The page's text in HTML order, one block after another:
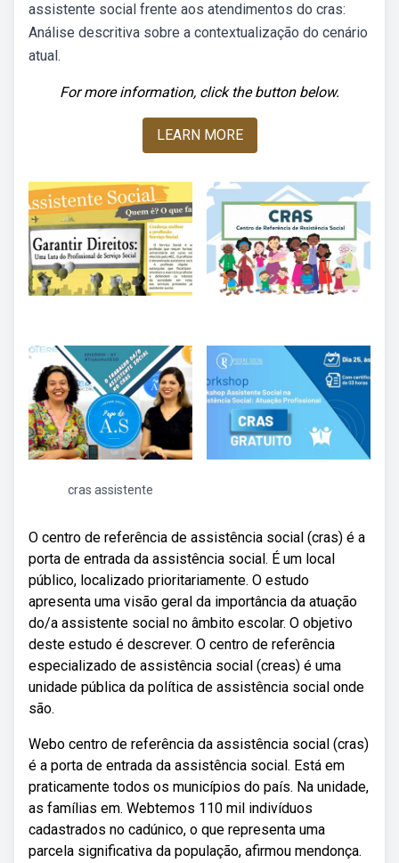
assistente social frente aos atendimentos do cras:
Análise descritiva sobre a contextualização do cenário
atual.
For more information, click the button below.
LEARN MORE
cras assistente
O centro de referência de assistência social (cras) é a
porta de entrada da assistência social. É um local
público, localizado prioritariamente. O estudo
apresenta uma visão geral da importância da atuação
do/a assistente social no âmbito escolar. O objetivo
deste estudo é descrever. O centro de referência
especializado de assistência social (creas) é uma
unidade pública da política de assistência social onde
são.
Webo centro de referência da assistência social (cras)
é a porta de entrada da assistência social. Está em
praticamente todos os municípios do país. Na unidade,
as famílias em. Webtemos 110 mil indivíduos
cadastrados no cadúnico, o que representa uma
parcela significativa da população, afirmou mendonça.